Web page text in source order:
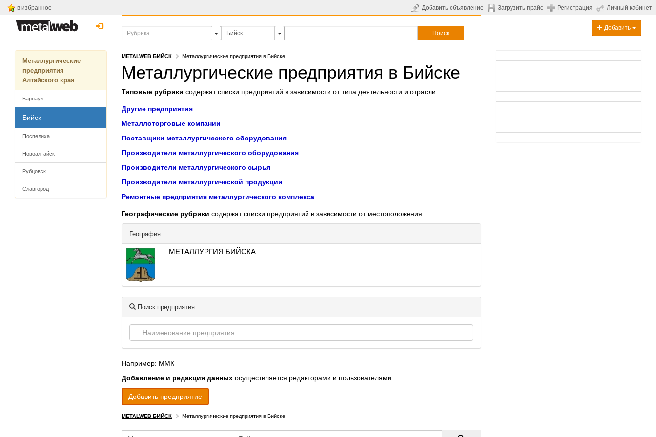
в избранное Добавить объявление Загрузить прайс Регистрация Личный кабинет
Поиск
Добавить
Металлургические
предприятия
Алтайского края
Барнаул
Бийск
Поспелиха
Новоалтайск
Рубцовск
Славгород
METALWEB БИЙСК Металлургические предприятия в Бийске
Металлургические предприятия в Бийске
Типовые рубрики содержат списки предприятий в зависимости от типа деятельности и отрасли.
Другие предприятия
Металлоторговые компании
Поставщики металлургического оборудования
Производители металлургического оборудования
Производители металлургического сырья
Производители металлургической продукции
Ремонтные предприятия металлургического комплекса
Географические рубрики содержат списки предприятий в зависимости от местоположения.
География
МЕТАЛЛУРГИЯ БИЙСКА
Поиск предприятия
Например: ММК
Добавление и редакция данных осуществляется редакторами и пользователями.
Добавить предприятие
METALWEB БИЙСК Металлургические предприятия в Бийске